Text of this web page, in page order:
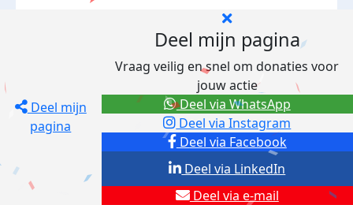
Deel mijn
pagina
Deel mijn pagina
Vraag veilig en snel om donaties voor
jouw actie
Deel via Facebook
Deel via Instagram
Deel via e-mail
Deel via LinkedIn
Deel via WhatsApp